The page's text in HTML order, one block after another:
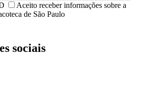
Aceito receber informações sobre a
de São Paulo
sociais